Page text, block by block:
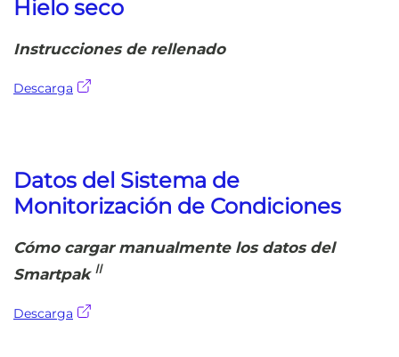
Hielo seco
Instrucciones de rellenado
Descarga
Datos del Sistema de
Monitorización de Condiciones
Cómo cargar manualmente los datos del
Smartpak II
Descarga